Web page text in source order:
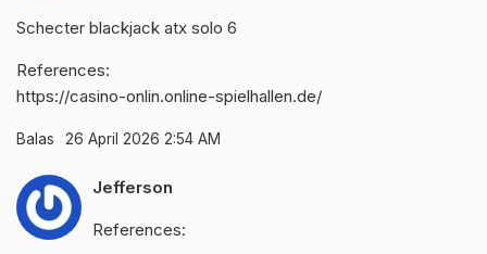
Schecter blackjack atx solo 6
References:
https://casino-onlin.online-spielhallen.de/
Balas 26 April 2026 2:54 AM
Jefferson
References: